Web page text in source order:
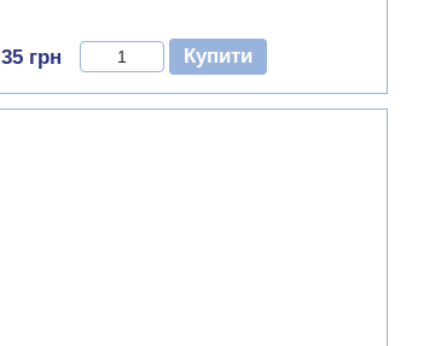
35 грн Купити